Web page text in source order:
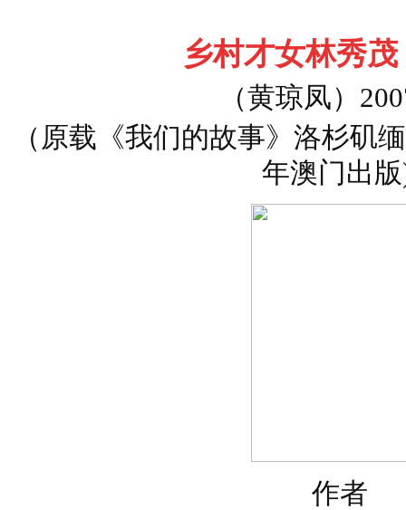
乡村才女林秀
（黄琼凤）
（原载《我们的故事》洛杉矶
年澳门出
作者